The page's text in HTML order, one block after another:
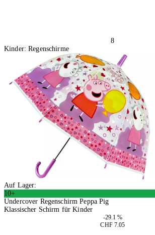
8
Kinder: Regenschirme
Auf Lager:
10+
Undercover Regenschirm Peppa Pig
Klassischer Schirm für Kinder
-29.1 %
CHF 7.05